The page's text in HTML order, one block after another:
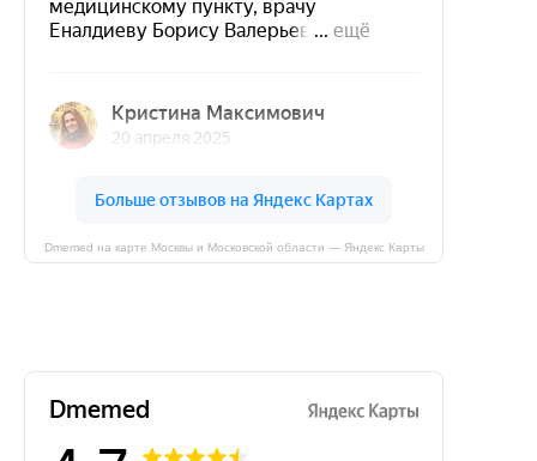
Dmemed на карте Москвы и Московской области — Яндекс Карты